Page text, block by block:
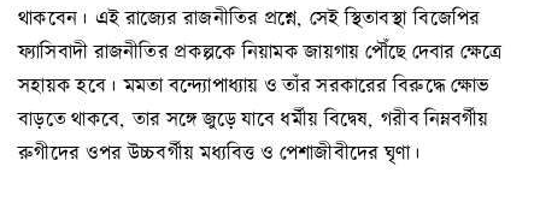
থাকবেন। এই রাজ্যের রাজনীতির প্রশ্নে, সেই স্থিতাবস্থা বিজেপির
ফ্যাসিবাদী রাজনীতির প্রকল্পকে নিয়ামক জায়গায় পৌঁছে দেবার ক্ষেত্রে
সহায়ক হবে। মমতা বন্দ্যোপাধ্যায় ও তাঁর সরকারের বিরুদ্ধে ক্ষোভ
বাড়তে থাকবে, তার সঙ্গে জুড়ে যাবে ধর্মীয় বিদ্বেষ, গরীব নিম্নবর্গীয়
রুগীদের ওপর উচ্চবর্গীয় মধ্যবিত্ত ও পেশাজীবীদের ঘৃণা।